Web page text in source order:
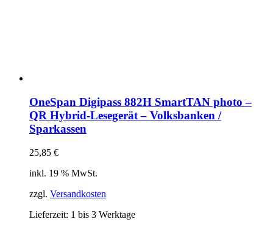
OneSpan Digipass 882H SmartTAN photo –
QR Hybrid-Lesegerät – Volksbanken /
Sparkassen
25,85 €
inkl. 19 % MwSt.
zzgl. Versandkosten
Lieferzeit: 1 bis 3 Werktage